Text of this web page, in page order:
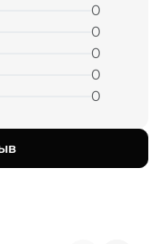
0
0
0
0
0